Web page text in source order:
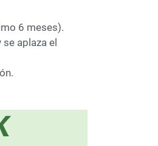
6 meses).
aplaza el